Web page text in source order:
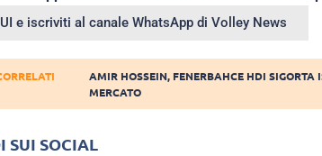
e iscriviti al canale WhatsApp di Volley News
AMIR HOSSEIN, FENERBAHCE HDI SIGORTA
MERCATO
SUI SOCIAL